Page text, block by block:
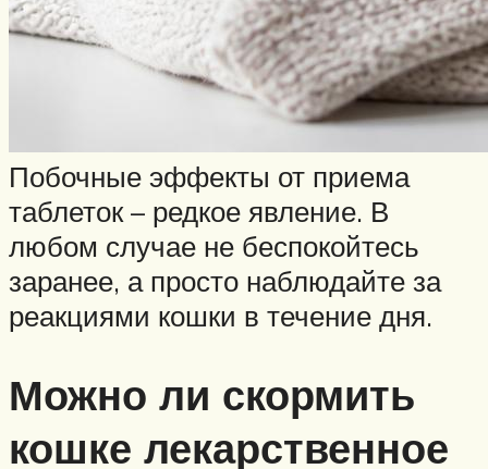
Побочные эффекты от приема
таблеток – редкое явление. В
любом случае не беспокойтесь
заранее, а просто наблюдайте за
реакциями кошки в течение дня.
Можно ли скормить
кошке лекарственное